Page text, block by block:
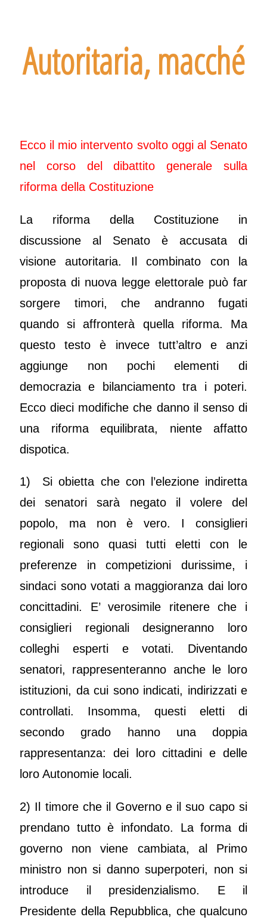
Autoritaria, macché
Ecco il mio intervento svolto oggi al Senato
nel corso del dibattito generale sulla
riforma della Costituzione
La riforma della Costituzione in
discussione al Senato è accusata di
visione autoritaria. Il combinato con la
proposta di nuova legge elettorale può far
sorgere timori, che andranno fugati
quando si affronterà quella riforma. Ma
questo testo è invece tutt’altro e anzi
aggiunge non pochi elementi di
democrazia e bilanciamento tra i poteri.
Ecco dieci modifiche che danno il senso di
una riforma equilibrata, niente affatto
dispotica.
1) Si obietta che con l’elezione indiretta
dei senatori sarà negato il volere del
popolo, ma non è vero. I consiglieri
regionali sono quasi tutti eletti con le
preferenze in competizioni durissime, i
sindaci sono votati a maggioranza dai loro
concittadini. E’ verosimile ritenere che i
consiglieri regionali designeranno loro
colleghi esperti e votati. Diventando
senatori, rappresenteranno anche le loro
istituzioni, da cui sono indicati, indirizzati e
controllati. Insomma, questi eletti di
secondo grado hanno una doppia
rappresentanza: dei loro cittadini e delle
loro Autonomie locali.
2) Il timore che il Governo e il suo capo si
prendano tutto è infondato. La forma di
governo non viene cambiata, al Primo
ministro non si danno superpoteri, non si
introduce il presidenzialismo. E il
Presidente della Repubblica, che qualcuno